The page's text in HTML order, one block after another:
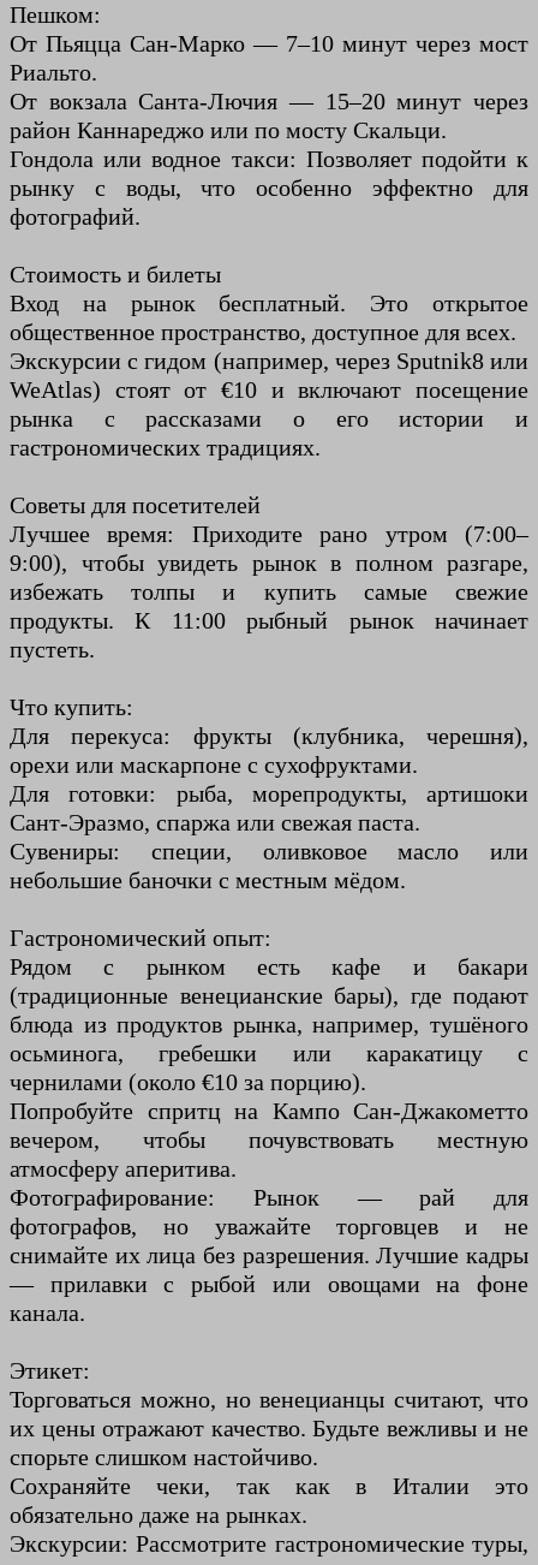
Пешком:
От Пьяцца Сан-Марко — 7–10 минут через мост
Риальто.
От вокзала Санта-Лючия — 15–20 минут через
район Каннареджо или по мосту Скальци.
Гондола или водное такси: Позволяет подойти к
рынку с воды, что особенно эффектно для
фотографий.
Стоимость и билеты
Вход на рынок бесплатный. Это открытое
общественное пространство, доступное для всех.
Экскурсии с гидом (например, через Sputnik8 или
WeAtlas) стоят от €10 и включают посещение
рынка с рассказами о его истории и
гастрономических традициях.
Советы для посетителей
Лучшее время: Приходите рано утром (7:00–
9:00), чтобы увидеть рынок в полном разгаре,
избежать толпы и купить самые свежие
продукты. К 11:00 рыбный рынок начинает
пустеть.
Что купить:
Для перекуса: фрукты (клубника, черешня),
орехи или маскарпоне с сухофруктами.
Для готовки: рыба, морепродукты, артишоки
Сант-Эразмо, спаржа или свежая паста.
Сувениры: специи, оливковое масло или
небольшие баночки с местным мёдом.
Гастрономический опыт:
Рядом с рынком есть кафе и бакари
(традиционные венецианские бары), где подают
блюда из продуктов рынка, например, тушёного
осьминога, гребешки или каракатицу с
чернилами (около €10 за порцию).
Попробуйте спритц на Кампо Сан-Джакометто
вечером, чтобы почувствовать местную
атмосферу аперитива.
Фотографирование: Рынок — рай для
фотографов, но уважайте торговцев и не
снимайте их лица без разрешения. Лучшие кадры
— прилавки с рыбой или овощами на фоне
канала.
Этикет:
Торговаться можно, но венецианцы считают, что
их цены отражают качество. Будьте вежливы и не
спорьте слишком настойчиво.
Сохраняйте чеки, так как в Италии это
обязательно даже на рынках.
Экскурсии: Рассмотрите гастрономические туры,